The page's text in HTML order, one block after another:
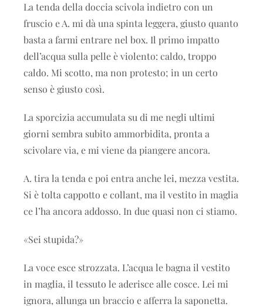
La tenda della doccia scivola indietro con un
fruscio e A. mi dà una spinta leggera, giusto quanto
basta a farmi entrare nel box. Il primo impatto
dell’acqua sulla pelle è violento: caldo, troppo
caldo. Mi scotto, ma non protesto; in un certo
senso è giusto così.
La sporcizia accumulata su di me negli ultimi
giorni sembra subito ammorbidita, pronta a
scivolare via, e mi viene da piangere ancora.
A. tira la tenda e poi entra anche lei, mezza vestita.
Si è tolta cappotto e collant, ma il vestito in maglia
ce l’ha ancora addosso. In due quasi non ci stiamo.
«Sei stupida?»
La voce esce strozzata. L’acqua le bagna il vestito
in maglia, il tessuto le aderisce alle cosce. Lei mi
ignora, allunga un braccio e afferra la saponetta.